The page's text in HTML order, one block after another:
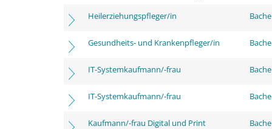
Heilerziehungspfleger/in
Gesundheits- und Krankenpfleger/in
IT-Systemkaufmann/-frau
IT-Systemkaufmann/-frau
Kaufmann/-frau Digital und Print